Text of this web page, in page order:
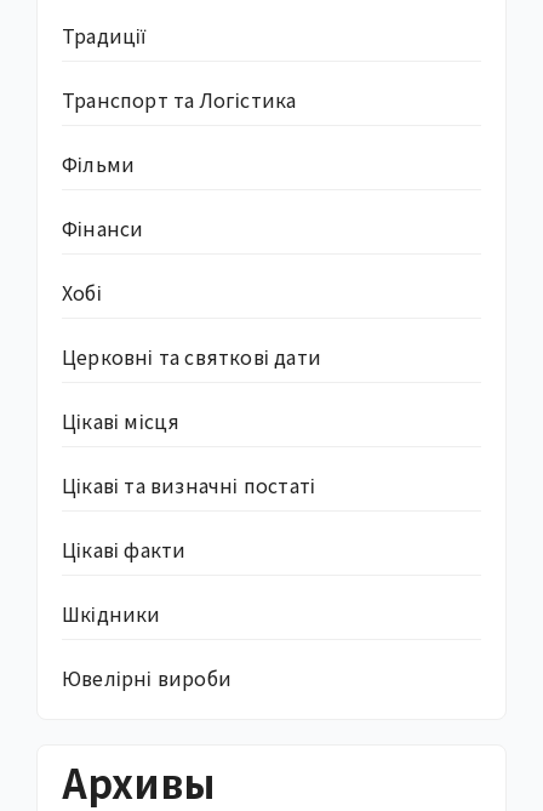
Традиції
Транспорт та Логістика
Фільми
Фінанси
Хобі
Церковні та святкові дати
Цікаві місця
Цікаві та визначні постаті
Цікаві факти
Шкідники
Ювелірні вироби
Архивы